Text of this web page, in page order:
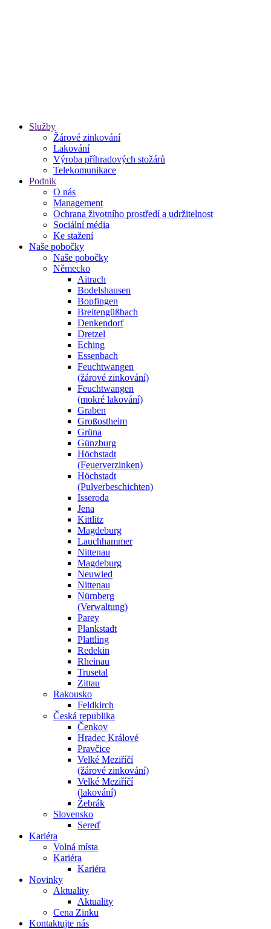
Služby
Žárové zinkování
Lakování
Výroba příhradových stožárů
Telekomunikace
Podnik
O nás
Management
Ochrana životního prostředí a udržitelnost
Sociální média
Ke stažení
Naše pobočky
Naše pobočky
Německo
Aitrach
Bodelshausen
Bopfingen
Breitengüßbach
Denkendorf
Dretzel
Eching
Essenbach
Feuchtwangen
(žárové zinkování)
Feuchtwangen
(mokré lakování)
Graben
Großostheim
Grüna
Günzburg
Höchstadt
(Feuerverzinken)
Höchstadt
(Pulverbeschichten)
Isseroda
Jena
Kittlitz
Magdeburg
Lauchhammer
Nittenau
Magdeburg
Neuwied
Nittenau
Nürnberg
(Verwaltung)
Parey
Plankstadt
Plattling
Redekin
Rheinau
Trusetal
Zittau
Rakousko
Feldkirch
Česká republika
Čenkov
Hradec Králové
Pravčice
Velké Meziříčí
(žárové zinkování)
Velké Meziříčí
(lakování)
Žebrák
Slovensko
Sereď
Kariéra
Volná místa
Kariéra
Kariéra
Novinky
Aktuality
Aktuality
Cena Zinku
Kontaktujte nás